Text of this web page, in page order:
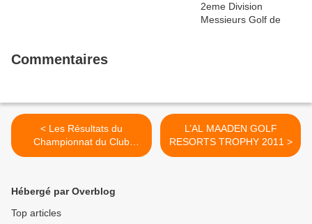
Commentaires
< Les Résultats du
Championnat du Club
Séniors 2011
L’AL MAADEN GOLF
RESORTS TROPHY 2011 >
Hébergé par Overblog
Top articles